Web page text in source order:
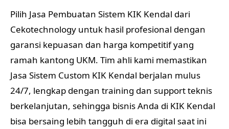
Pilih Jasa Pembuatan Sistem KIK Kendal dari
Cekotechnology untuk hasil profesional dengan
garansi kepuasan dan harga kompetitif yang
ramah kantong UKM. Tim ahli kami memastikan
Jasa Sistem Custom KIK Kendal berjalan mulus
24/7, lengkap dengan training dan support teknis
berkelanjutan, sehingga bisnis Anda di KIK Kendal
bisa bersaing lebih tangguh di era digital saat ini